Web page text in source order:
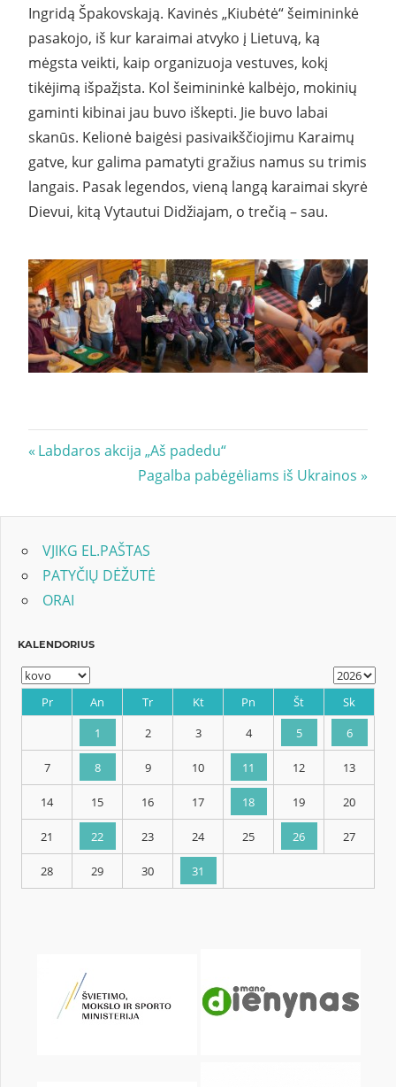
Ingridą Špakovskają. Kavinės „Kiubėtė“ šeimininkė
pasakojo, iš kur karaimai atvyko į Lietuvą, ką
mėgsta veikti, kaip organizuoja vestuves, kokį
tikėjimą išpažįsta. Kol šeimininkė kalbėjo, mokinių
gaminti kibinai jau buvo iškepti. Jie buvo labai
skanūs. Kelionė baigėsi pasivaikščiojimu Karaimų
gatve, kur galima pamatyti gražius namus su trimis
langais. Pasak legendos, vieną langą karaimai skyrė
Dievui, kitą Vytautui Didžiajam, o trečią – sau.
Navigacija
įrašų
Previous
Labdaros akcija „Aš padedu“
Next
Pagalba pabėgėliams iš Ukrainos
VJIKG EL.PAŠTAS
PATYČIŲ DĖŽUTĖ
ORAI